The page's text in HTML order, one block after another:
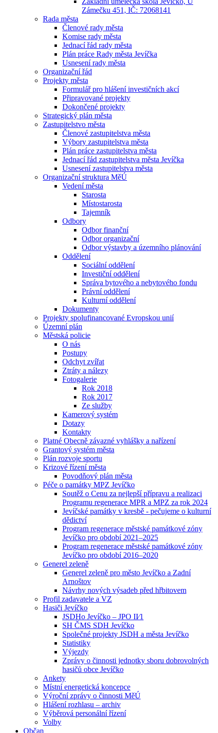
Zámečku 451, IČ: 72068141
Rada města
Členové rady města
Komise rady města
Jednací řád rady města
Plán práce Rady města Jevíčka
Usnesení rady města
Organizační řád
Projekty města
Formulář pro hlášení investičních akcí
Připravované projekty
Dokončené projekty
Strategický plán města
Zastupitelstvo města
Členové zastupitelstva města
Výbory zastupitelstva města
Plán práce zastupitelstva města
Jednací řád zastupitelstva města Jevíčka
Usnesení zastupitelstva města
Organizační struktura MěÚ
Vedení města
Starosta
Místostarosta
Tajemník
Odbory
Odbor finanční
Odbor organizační
Odbor výstavby a územního plánování
Oddělení
Sociální oddělení
Investiční oddělení
Správa bytového a nebytového fondu
Právní oddělení
Kulturní oddělení
Dokumenty
Projekty spolufinancované Evropskou unií
Územní plán
Městská policie
O nás
Postupy
Odchyt zvířat
Ztráty a nálezy
Fotogalerie
Rok 2018
Rok 2017
Ze služby
Kamerový systém
Dotazy
Kontakty
Platné Obecně závazné vyhlášky a nařízení
Grantový systém města
Plán rozvoje sportu
Krizové řízení města
Povodňový plán města
Péče o památky MPZ Jevíčko
Soutěž o Cenu za nejlepší přípravu a realizaci
Programu regenerace MPR a MPZ za rok 2024
Jevíčské památky v kresbě - pečujeme o kulturní
dědictví
Program regenerace městské památkové zóny
Jevíčko pro období 2021–2025
Program regenerace městské památkové zóny
Jevíčko pro období 2016–2020
Generel zeleně
Generel zeleně pro město Jevíčko a Zadní
Arnoštov
Návrhy nových výsadeb před hřbitovem
Profil zadavatele a VZ
Hasiči Jevíčko
JSDHo Jevíčko – JPO II⁄1
SH ČMS SDH Jevíčko
Společné projekty JSDH a města Jevíčko
Statistiky
Výjezdy
Zprávy o činnosti jednotky sboru dobrovolných
hasičů obce Jevíčko
Ankety
Místní energetická koncepce
Výroční zprávy o činnosti MěÚ
Hlášení rozhlasu – archiv
Výběrová personální řízení
Volby
Občan